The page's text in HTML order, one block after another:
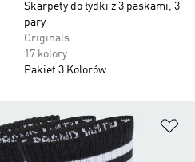
Skarpety do łydki z 3 paskami, 3
pary
Originals
17 kolory
Pakiet 3 Kolorów